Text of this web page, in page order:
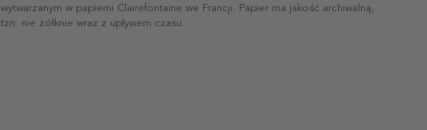
wytwarzanym w papierni Clairefontaine we Francji. Papier ma jakość archiwalną,
tzn. nie żółknie wraz z upływem czasu.